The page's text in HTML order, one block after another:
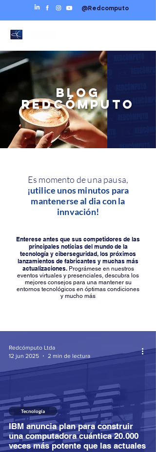
@Redcomputo
BLOG
REDCÓMPUTO
Es momento de una pausa,
¡utilice unos minutos para
mantenerse al dia con la
innvación!
Enterese antes que sus competidores de las
principales noticias del mundo de la
tecnología y ciberseguridad, los próximos
lanzamientos de fabricantes y muchas más
actualizaciones. Prográmese en nuestros
eventos virtuales y presenciales, descubra los
mejores consejos para una mantener su
entornos tecnológicos en óptimas condiciones
y mucho más
IBM anuncia plan para construir
una computadora cuántica 20.000
veces más potente que las actuales
Tecnología
Redcómputo Ltda
12 jun 2025
2 min de lectura